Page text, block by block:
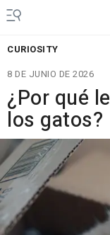
CURIOSITY
8 DE JUNIO DE 2026
¿Por qué
los gatos?